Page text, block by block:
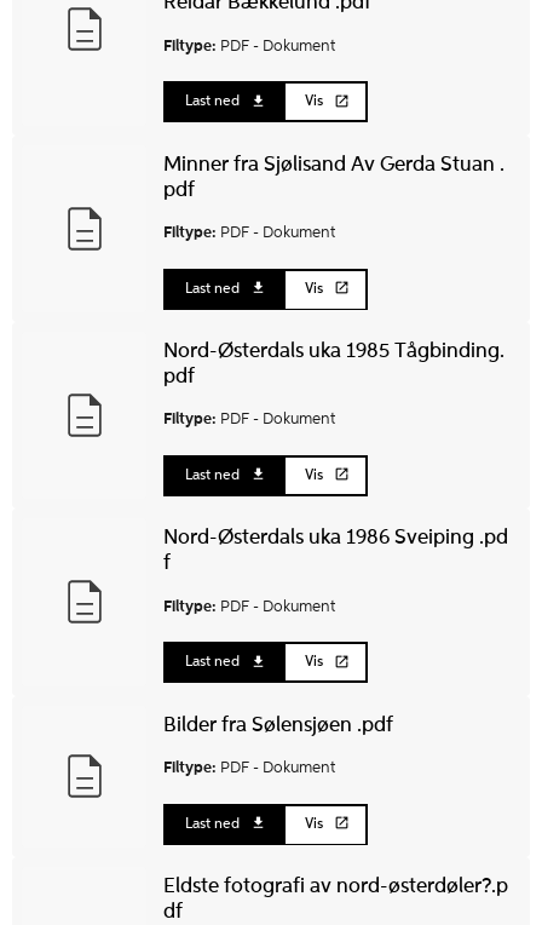
Filtype: PDF - Dokument
Last ned Vis
Minner fra Sjølisand Av Gerda Stuan .
pdf
Filtype: PDF - Dokument
Last ned Vis
Nord-Østerdals uka 1985 Tågbinding.
pdf
Filtype: PDF - Dokument
Last ned Vis
Nord-Østerdals uka 1986 Sveiping .pd
f
Filtype: PDF - Dokument
Last ned Vis
Bilder fra Sølensjøen .pdf
Filtype: PDF - Dokument
Last ned Vis
Eldste fotografi av nord-østerdøler?.p
df